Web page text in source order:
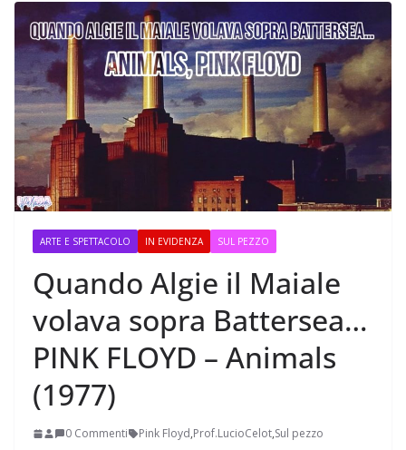
ARTE E SPETTACOLO IN EVIDENZA SUL PEZZO
Quando Algie il Maiale
volava sopra Battersea…
PINK FLOYD – Animals
(1977)
0 Commenti Pink Floyd,Prof.LucioCelot,Sul pezzo